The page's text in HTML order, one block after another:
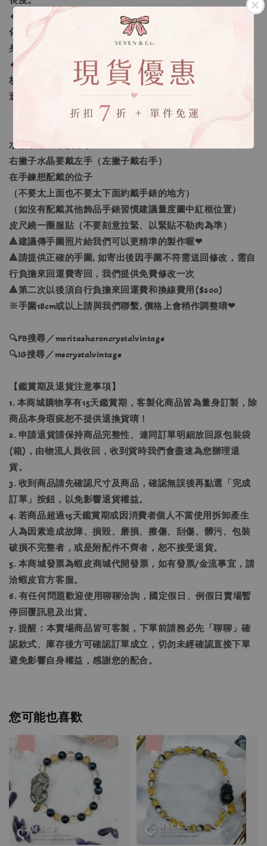
🔸客製化之範圍：我們提供的客製範圍為「手圍尺寸客製
化」及「量身需求的訂做」，還有更進一步的「生命靈數量
身訂做」。
🔸生命靈數量身訂做：採預約制線上一對一諮詢，老師將解
析生命靈數讓您更了解自己，並找到需要加強的靈數空缺，
透過進一步的分析選擇真正屬於您需要的水晶喔❤
水晶手鍊戴非慣用手
右撇子水晶要戴左手（左撇子戴右手）
在手鍊想配戴的位子
（不要太上面也不要太下面約戴手錶的地方）
（如沒有配戴其他飾品手錶習慣建議量度圖中紅框位置）
皮尺繞一圈服貼（不要刻意拉緊、以緊貼不勒肉為準）
🔺建議傳手圍照片給我們可以更精準的製作喔❤
🔺請提供正確的手圍, 如寄出後因手圍不符需送回修改，需自
行負擔來回運費寄回，我們提供免費修改一次
🔺第二次以後須自行負擔來回運費和換線費用($200)
※手圍18cm或以上請與我們聯繫, 價格上會稍作調整唷❤
🔍FB搜尋／moritasharoncrystalvintage
🔍IG搜尋／mscrystalvintage
【鑑賞期及退貨注意事項】
1. 本商城購物享有15天鑑賞期，客製化商品皆為量身訂製，除
商品本身瑕疵恕不提供退換貨唷！
2. 申請退貨請保持商品完整性、連同訂單明細放回原包裝袋
(箱)，由物流人員收回，收到貨時我們會盡速為您辦理退
貨。
3. 收到商品請先確認尺寸及商品，確認無誤後再點選「完成
訂單」按鈕，以免影響退貨權益。
4. 若商品超過15天鑑賞期或因消費者個人不當使用拆卸產生
人為因素造成故障、損毀、磨損、擦傷、刮傷、髒污、包裝
破損不完整者，或是附配件不齊者，恕不接受退貨。
5. 本商城發票為蝦皮商城代開發票，如有發票/金流事宜，請
洽蝦皮官方客服。
6. 有任何問題歡迎使用聊聊洽詢，國定假日、例假日賣場暫
停回覆訊息及出貨。
7. 提醒：本賣場商品皆可客製，下單前請務必先「聊聊」確
認款式、庫存後方可確認訂單成立，切勿未經確認直接下單
避免影響自身權益，感謝您的配合。
您可能也喜歡